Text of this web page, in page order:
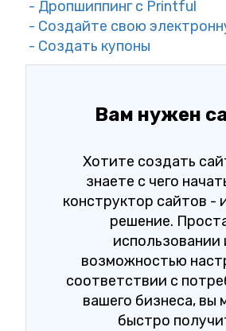
- Дропшиппинг с Printful
- Создайте свою
- Создать купоны
Вам нужен
Хотите создать
знаете с чего
конструктор сайтов -
решение.
использовании
возможностью
соответствии с
вашего бизнеса, вы
быстро